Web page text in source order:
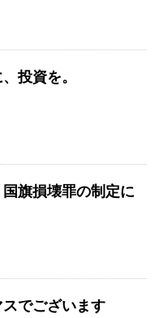
投資を。
旗損壊罪の制定に
でございます